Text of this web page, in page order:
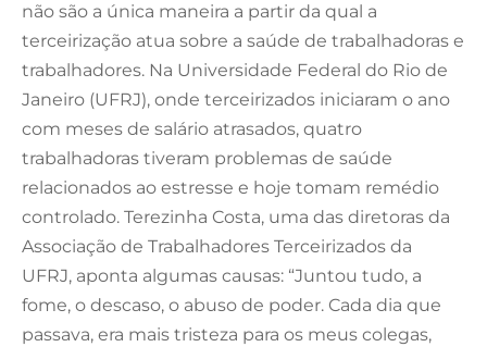
não são a única maneira a partir da qual a
terceirização atua sobre a saúde de trabalhadoras e
trabalhadores. Na Universidade Federal do Rio de
Janeiro (UFRJ), onde terceirizados iniciaram o ano
com meses de salário atrasados, quatro
trabalhadoras tiveram problemas de saúde
relacionados ao estresse e hoje tomam remédio
controlado. Terezinha Costa, uma das diretoras da
Associação de Trabalhadores Terceirizados da
UFRJ, aponta algumas causas: “Juntou tudo, a
fome, o descaso, o abuso de poder. Cada dia que
passava, era mais tristeza para os meus colegas,